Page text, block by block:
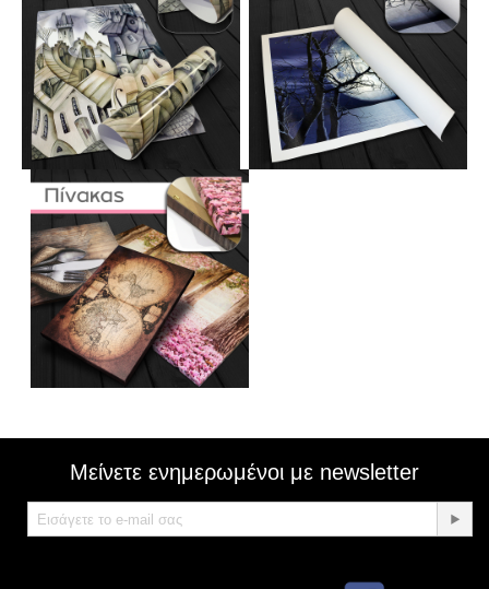
Μείνετε ενημερωμένοι με newsletter